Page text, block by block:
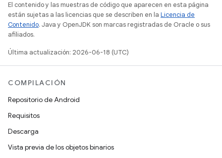
El contenido y las muestras de código que aparecen en esta página
están sujetas a las licencias que se describen en la Licencia de
Contenido. Java y OpenJDK son marcas registradas de Oracle o sus
afiliados.
Última actualización: 2026-06-18 (UTC)
COMPILACIÓN
Repositorio de Android
Requisitos
Descarga
Vista previa de los objetos binarios